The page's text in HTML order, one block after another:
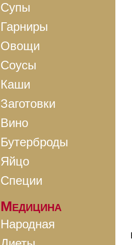
Супы
Гарниры
Овощи
Соусы
Каши
Заготовки
Вино
Бутерброды
Яйцо
Специи
Медицина
Народная